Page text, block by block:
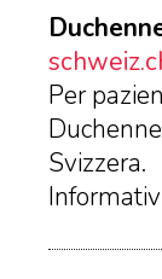
Per
Svizzera.